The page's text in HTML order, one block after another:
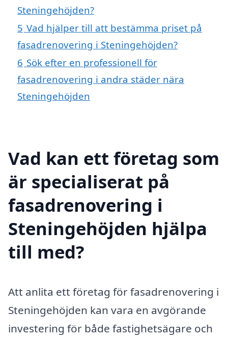
Steningehöjden?
5 Vad hjälper till att bestämma priset på
fasadrenovering i Steningehöjden?
6 Sök efter en professionell för
fasadrenovering i andra städer nära
Steningehöjden
Vad kan ett företag som
är specialiserat på
fasadrenovering i
Steningehöjden hjälpa
till med?
Att anlita ett företag för fasadrenovering i
Steningehöjden kan vara en avgörande
investering för både fastighetsägare och